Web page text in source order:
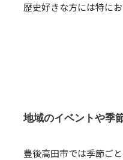
歴史好きな方には特にお
地域のイベントや季
豊後高田市では季節ご